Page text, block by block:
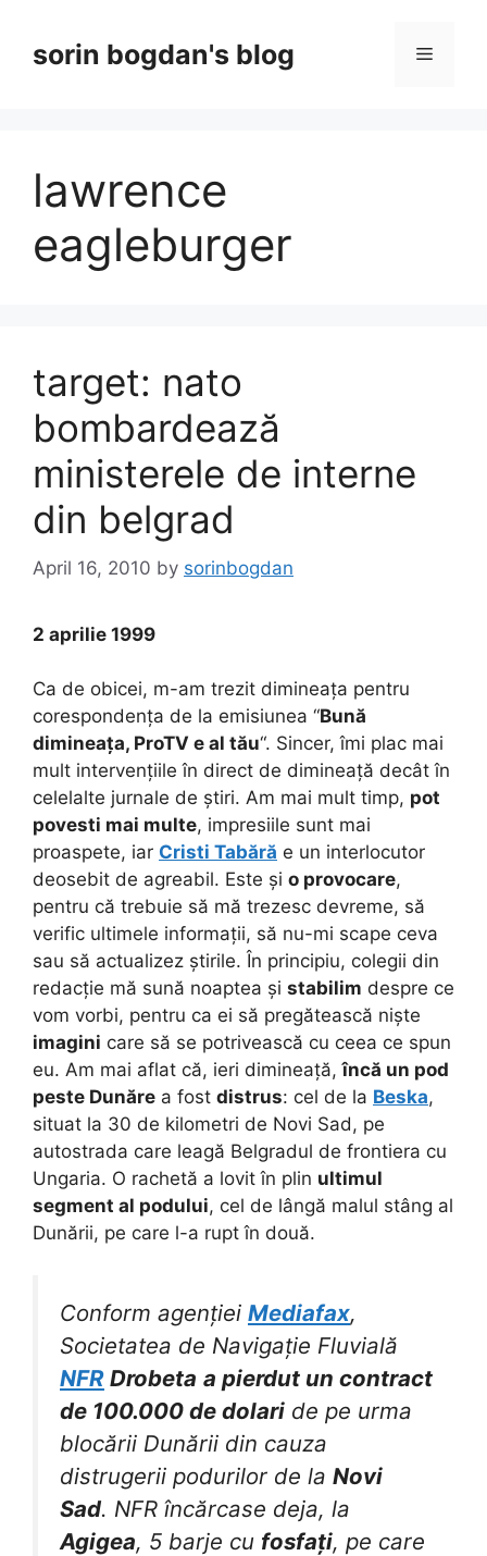
contentsorin bogdan's blog Menu
lawrence
eagleburger
target: nato
bombardează
ministerele de interne
din belgrad
April 16, 2010 by sorinbogdan
2 aprilie 1999
Ca de obicei, m-am trezit dimineața pentru
corespondența de la emisiunea “Bună
dimineața, ProTV e al tău“. Sincer, îmi plac mai
mult intervențiile în direct de dimineață decât în
celelalte jurnale de știri. Am mai mult timp, pot
povesti mai multe, impresiile sunt mai
proaspete, iar Cristi Tabără e un interlocutor
deosebit de agreabil. Este și o provocare,
pentru că trebuie să mă trezesc devreme, să
verific ultimele informații, să nu-mi scape ceva
sau să actualizez știrile. În principiu, colegii din
redacție mă sună noaptea și stabilim despre ce
vom vorbi, pentru ca ei să pregătească niște
imagini care să se potrivească cu ceea ce spun
eu. Am mai aflat că, ieri dimineață,încă un pod
peste Dunăre a fost distrus: cel de la Beska,
situat la 30 de kilometri de Novi Sad, pe
autostrada care leagă Belgradul de frontiera cu
Ungaria. O rachetă a lovit în plin ultimul
segment al podului, cel de lângă malul stâng al
Dunării, pe care l-a rupt în două.
Conform agenției Mediafax,
Societatea de Navigație Fluvială
NFR Drobeta a pierdut un contract
de 100.000 de dolari de pe urma
blocării Dunării din cauza
distrugerii podurilor de la Novi
Sad. NFR încărcase deja, la
Agigea, 5 barje cu fosfați, pe care